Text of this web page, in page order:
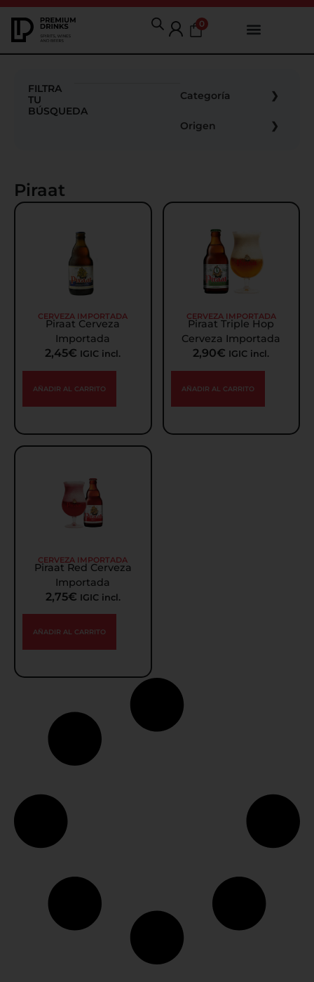
0
FILTRA
TU
BÚSQUEDA
Categoría
Origen
Piraat
CERVEZA IMPORTADA
Piraat Cerveza
Importada
2,45€ IGIC incl.
AÑADIR AL CARRITO
CERVEZA IMPORTADA
Piraat Triple Hop
Cerveza Importada
2,90€ IGIC incl.
AÑADIR AL CARRITO
CERVEZA IMPORTADA
Piraat Red Cerveza
Importada
2,75€ IGIC incl.
AÑADIR AL CARRITO